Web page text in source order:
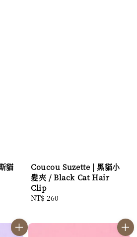
貓
Coucou Suzette | 黑貓小
髮夾 / Black Cat Hair
Clip
Regular
NT$ 260